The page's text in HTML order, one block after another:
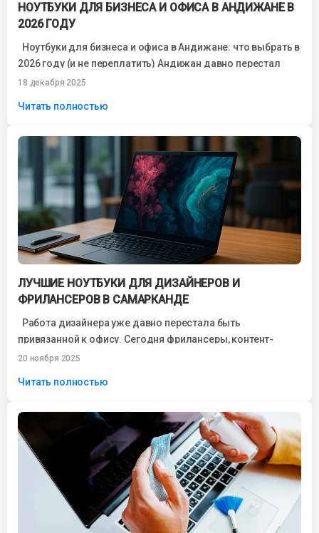
НОУТБУКИ ДЛЯ БИЗНЕСА И ОФИСА В АНДИЖАНЕ В
2026 ГОДУ
Ноутбуки для бизнеса и офиса в Андижане: что выбрать в
2026 году (и не переплатить) Андижан давно перестал
быть...
18 декабря 2025
Читать полностью
ЛУЧШИЕ НОУТБУКИ ДЛЯ ДИЗАЙНЕРОВ И
ФРИЛАНСЕРОВ В САМАРКАНДЕ
Работа дизайнера уже давно перестала быть
привязанной к офису. Сегодня фрилансеры, контент-
мейкеры, UX/UI-дизайнеры, иллюстраторы и 3D-
20 ноября 2025
Читать полностью